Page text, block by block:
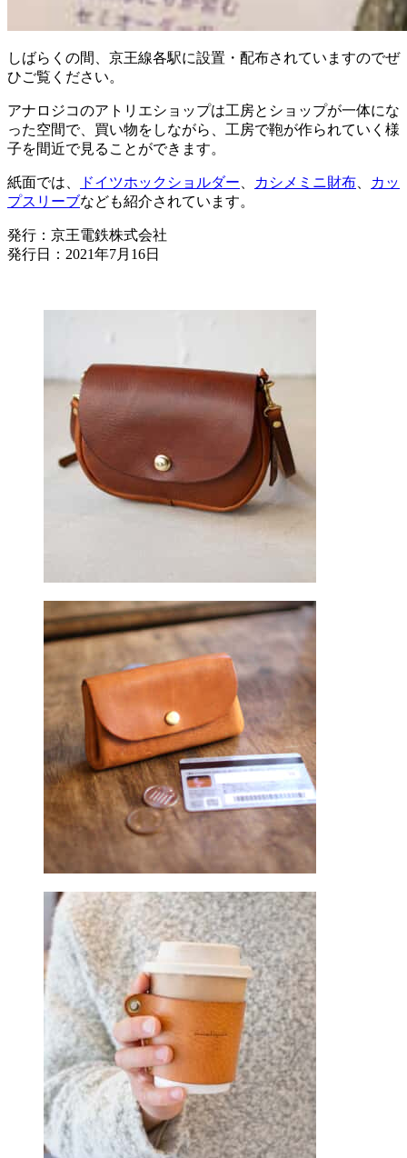
しばらくの間、京王線各駅に設置・配布されていますのでぜ
ひご覧ください。
アナロジコのアトリエショップは工房とショップが一体にな
った空間で、買い物をしながら、工房で鞄が作られていく様
子を間近で見ることができます。
紙面では、 ドイツホックショルダー カシメミニ財布
カッ
プスリーブなども紹介されています。
発行：京王電鉄株式会社
発行日：2021年7月16日